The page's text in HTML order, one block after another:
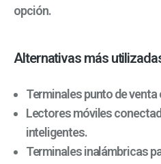
opción.
Alternativas más
Terminales punto de
Lectores móviles
inteligentes.
Terminales inalámbricas